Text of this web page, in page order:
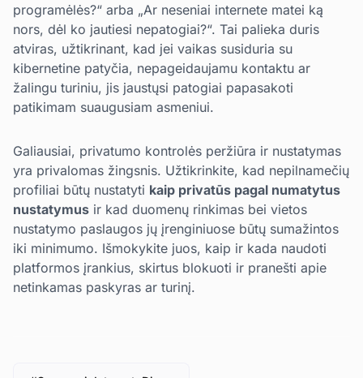
programėlės?“ arba „Ar neseniai internete matei ką
nors, dėl ko jautiesi nepatogiai?“. Tai palieka duris
atviras, užtikrinant, kad jei vaikas susiduria su
kibernetine patyčia, nepageidaujamu kontaktu ar
žalingu turiniu, jis jaustųsi patogiai papasakoti
patikimam suaugusiam asmeniui.
Galiausiai, privatumo kontrolės peržiūra ir nustatymas
yra privalomas žingsnis. Užtikrinkite, kad nepilnamečių
profiliai būtų nustatyti kaip privatūs pagal numatytus
nustatymus ir kad duomenų rinkimas bei vietos
nustatymo paslaugos jų įrenginiuose būtų sumažintos
iki minimumo. Išmokykite juos, kaip ir kada naudoti
platformos įrankius, skirtus blokuoti ir pranešti apie
netinkamas paskyras ar turinį.